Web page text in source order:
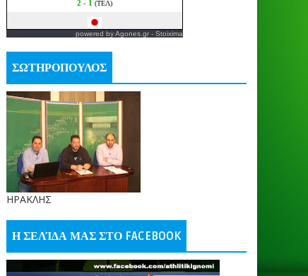
powered byAgones.gr - Stoixima
ΣΩΤΗΡΟΠΟΥΛΟΣ
ΗΡΑΚΛΗΣ
Η ΣΕΛΊΔΑ ΜΑΣ ΣΤΟ FACEBOOK